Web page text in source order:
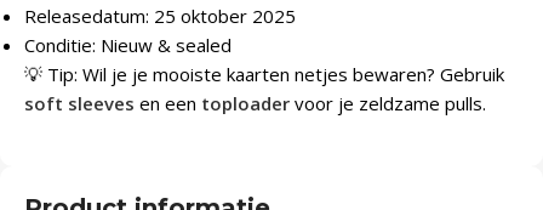
Releasedatum: 25 oktober 2025
Conditie: Nieuw & sealed
💡 Tip: Wil je je mooiste kaarten netjes bewaren? Gebruik
soft sleeves en een toploader voor je zeldzame pulls.